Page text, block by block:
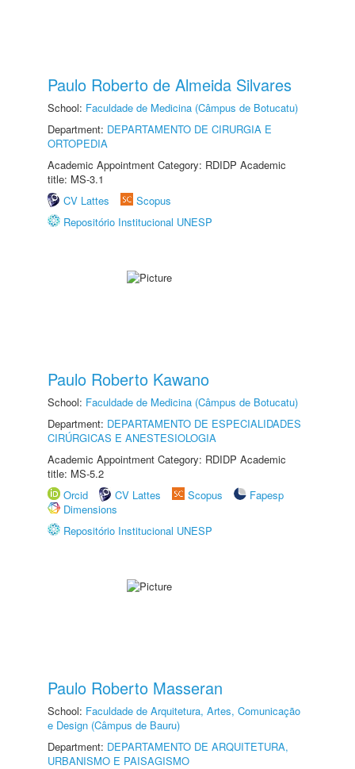
Paulo Roberto de Almeida Silvares
School: Faculdade de Medicina (Câmpus de Botucatu)
Department: DEPARTAMENTO DE CIRURGIA E
ORTOPEDIA
Academic Appointment Category: RDIDP Academic
title: MS-3.1
CV Lattes
Scopus
Repositório Institucional UNESP
Paulo Roberto Kawano
School: Faculdade de Medicina (Câmpus de Botucatu)
Department: DEPARTAMENTO DE ESPECIALIDADES
CIRÚRGICAS E ANESTESIOLOGIA
Academic Appointment Category: RDIDP Academic
title: MS-5.2
Orcid
CV Lattes Scopus
Fapesp
Dimensions
Repositório Institucional UNESP
Paulo Roberto Masseran
School: Faculdade de Arquitetura, Artes, Comunicação
e Design (Câmpus de Bauru)
Department: DEPARTAMENTO DE ARQUITETURA,
URBANISMO E PAISAGISMO